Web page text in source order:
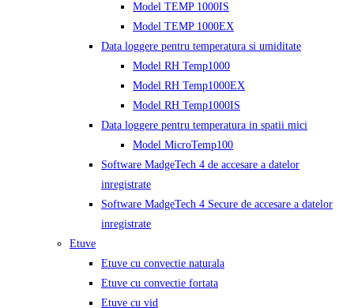
Model TEMP 1000IS
Model TEMP 1000EX
Data loggere pentru temperatura si umiditate
Model RH Temp1000
Model RH Temp1000EX
Model RH Temp1000IS
Data loggere pentru temperatura in spatii mici
Model MicroTemp100
Software MadgeTech 4 de accesare a datelor
inregistrate
Software MadgeTech 4 Secure de accesare a datelor
inregistrate
Etuve
Etuve cu convectie naturala
Etuve cu convectie fortata
Etuve cu vid